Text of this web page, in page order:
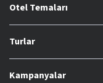
Otel Temaları
Turlar
Kampanyalar